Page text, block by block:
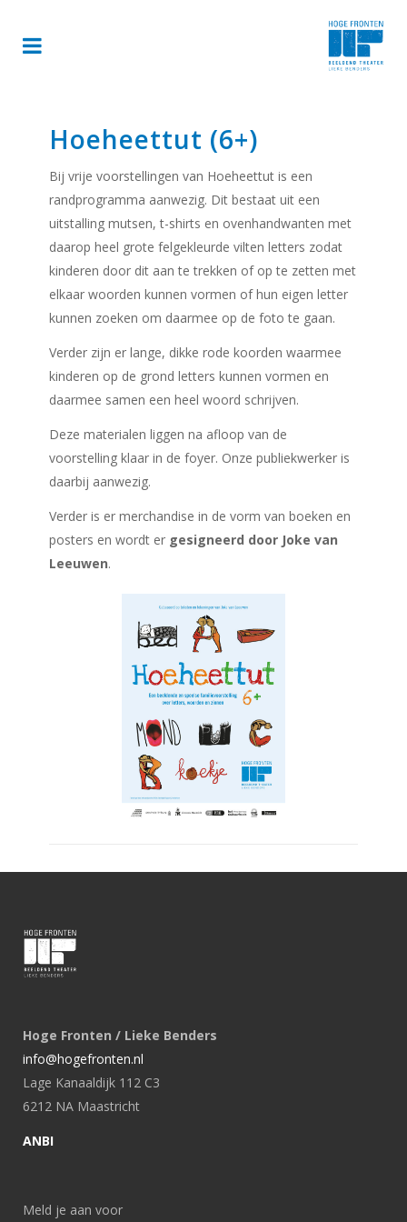
Hoeheettut (6+)
Bij vrije voorstellingen van Hoeheettut is een
randprogramma aanwezig. Dit bestaat uit een
uitstalling mutsen, t-shirts en ovenhandwanten met
daarop heel grote felgekleurde vilten letters zodat
kinderen door dit aan te trekken of op te zetten met
elkaar woorden kunnen vormen of hun eigen letter
kunnen zoeken om daarmee op de foto te gaan.
Verder zijn er lange, dikke rode koorden waarmee
kinderen op de grond letters kunnen vormen en
daarmee samen een heel woord schrijven.
Deze materialen liggen na afloop van de
voorstelling klaar in de foyer. Onze publiekwerker is
daarbij aanwezig.
Verder is er merchandise in de vorm van boeken en
posters en wordt er gesigneerd door Joke van
Leeuwen.
Hoge Fronten / Lieke Benders
info@hogefronten.nl
Lage Kanaaldijk 112 C3
6212 NA Maastricht
ANBI
Meld je aan voor